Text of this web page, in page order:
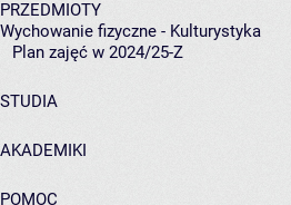
PRZEDMIOTY
Wychowanie fizyczne - Kulturystyka
Plan zajęć w 2024/25-Z
STUDIA
AKADEMIKI
POMOC